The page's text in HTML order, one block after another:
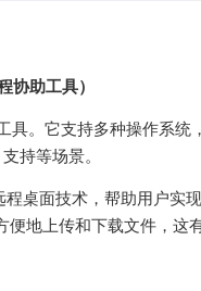
助工具）
。它支持多种操作系统
持等场景。
桌面技术，帮助用户实现
地上传和下载文件，这